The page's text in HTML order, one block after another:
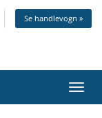
Se handlevogn »
Bytt